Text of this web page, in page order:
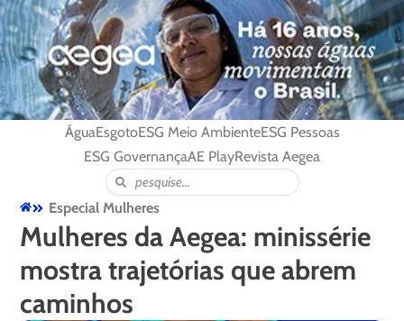
ÁguaEsgotoESG Meio AmbienteESG Pessoas
ESG GovernançaAE PlayRevista Aegea
Especial Mulheres
Mulheres da Aegea: minissérie
mostra trajetórias que abrem
caminhos